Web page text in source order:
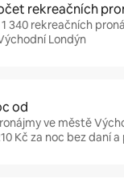
rekreačních
340 rekreačních
Londýn
od
ve městě
Kč za noc bez daní